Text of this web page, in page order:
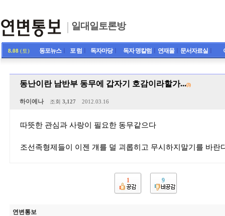
일대일토론방
8.08 (토) 동포뉴스ㅣ 포 럼 독자마당ㅣ 독자 명칼럼 연재물ㅣ 문서자료실
동난이란 남반부 동무에 갑자기 호감이라할가...(3)
하이에나 조회 3,127 2012.03.16
따뜻한 관심과 사랑이 필요한 동무같으다
조선족형제들이 이젠 걔를 덜 괴롭히고 무시하지말기를 바란
1 9
연변통보